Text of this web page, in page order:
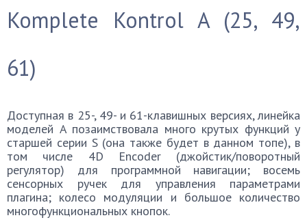
Komplete Kontrol A (25, 49,
61)
Доступная в 25-, 49- и 61-клавишных версиях, линейка
моделей A позаимствовала много крутых функций у
старшей серии S (она также будет в данном топе), в
том числе 4D Encoder (джойстик/поворотный
регулятор) для программной навигации; восемь
сенсорных ручек для управления параметрами
плагина; колесо модуляции и большое количество
многофункциональных кнопок.